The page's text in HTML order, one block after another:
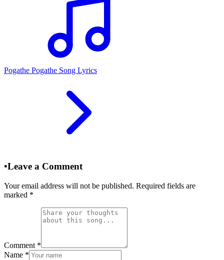
Pogathe Pogathe Song Lyrics
•Leave a Comment
Your email address will not be published. Required fields are
marked *
Comment *
Name *